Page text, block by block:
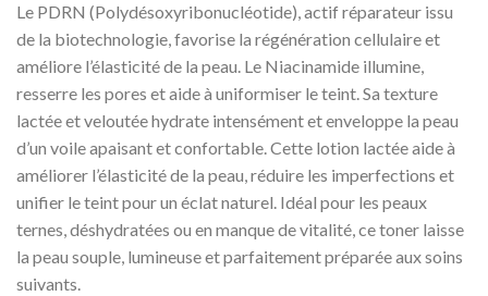
Le PDRN (Polydésoxyribonucléotide), actif réparateur issu
de la biotechnologie, favorise la régénération cellulaire et
améliore l’élasticité de la peau. Le Niacinamide illumine,
resserre les pores et aide à uniformiser le teint. Sa texture
lactée et veloutée hydrate intensément et enveloppe la peau
d’un voile apaisant et confortable. Cette lotion lactée aide à
améliorer l’élasticité de la peau, réduire les imperfections et
unifier le teint pour un éclat naturel. Idéal pour les peaux
ternes, déshydratées ou en manque de vitalité, ce toner laisse
la peau souple, lumineuse et parfaitement préparée aux soins
suivants.